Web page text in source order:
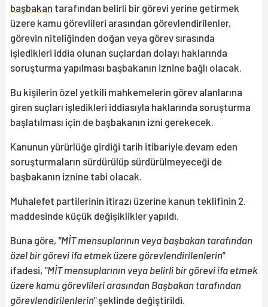
başbakan tarafından belirli bir görevi yerine getirmek
üzere kamu görevlileri arasından görevlendirilenler,
görevin niteliğinden doğan veya görev sırasında
işledikleri iddia olunan suçlardan dolayı haklarında
soruşturma yapılması başbakanın iznine bağlı olacak.
Bu kişilerin özel yetkili mahkemelerin görev alanlarına
giren suçları işledikleri iddiasıyla haklarında soruşturma
başlatılması için de başbakanın izni gerekecek.
Kanunun yürürlüğe girdiği tarih itibariyle devam eden
soruşturmaların sürdürülüp sürdürülmeyeceği de
başbakanın iznine tabi olacak.
Muhalefet partilerinin itirazı üzerine kanun teklifinin 2.
maddesinde küçük değişiklikler yapıldı.
Buna göre, "MİT mensuplarının veya başbakan tarafından
özel bir görevi ifa etmek üzere görevlendirilenlerin"
ifadesi, "MİT mensuplarının veya belirli bir görevi ifa etmek
üzere kamu görevlileri arasından Başbakan tarafından
görevlendirilenlerin"şeklinde değiştirildi.